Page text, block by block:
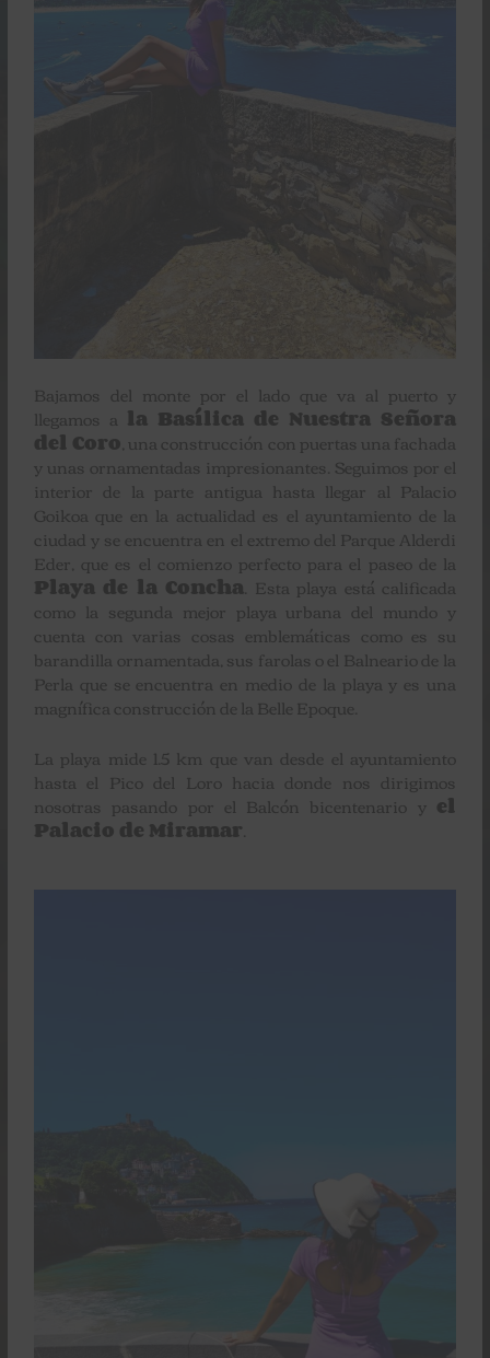
Bajamos del monte por el lado que va al puerto y
llegamos a la Basílica de Nuestra Señora
del Coro , una construcción con puertas una fachada
y unas ornamentadas impresionantes. Seguimos por el
interior de la parte antigua hasta llegar al Palacio
Goikoa que en la actualidad es el ayuntamiento de la
ciudad y se encuentra en el extremo del Parque Alderdi
Eder, que es el comienzo perfecto para el paseo de la
Playa de la Concha . Esta playa está calificada
como la segunda mejor playa urbana del mundo y
cuenta con varias cosas emblemáticas como es su
barandilla ornamentada, sus farolas o el Balneario de la
Perla que se encuentra en medio de la playa y es una
magnífica construcción de la Belle Epoque.
La playa mide 1.5 km que van desde el ayuntamiento
hasta el Pico del Loro hacia donde nos dirigimos
nosotras pasando por el Balcón bicentenario y el
Palacio de Miramar